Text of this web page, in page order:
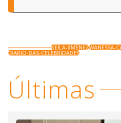
KEILA-JIMENEZWANESSA-
DIARIO-DAS-CELEBRIDADES
Últimas